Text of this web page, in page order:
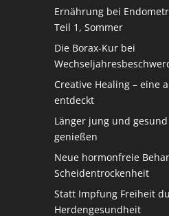
Ernährung bei
Teil 1, Sommer
Die Borax-Kur bei
Creative Healing – eine
entdeckt
Länger jung und
genießen
Neue hormonfreie
Scheidentrockenheit
Statt Impfung Freiheit
Herdengesundheit